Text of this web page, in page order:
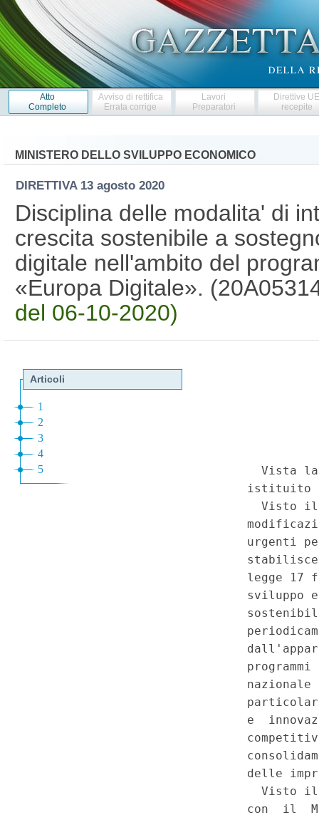
Atto
Completo
Avviso di rettifica
Errata corrige
Lavori
Preparatori
Direttive
recepite
MINISTERO DELLO SVILUPPO ECONOMICO
DIRETTIVA 13 agosto 2020
Disciplina delle modalita' di
crescita sostenibile a
digitale nell'ambito del
«Europa Digitale».
del 06-10-2020)